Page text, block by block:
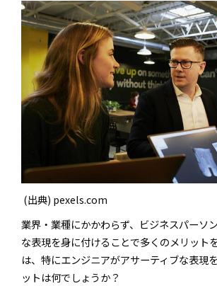
(出典) pexels.com
業界・業種にかかわらず、ビジネスパーソ
な表現を身に付けることで多くのメリット
は、特にエンジニアがアサーティブな表現
ットは何でしょうか？